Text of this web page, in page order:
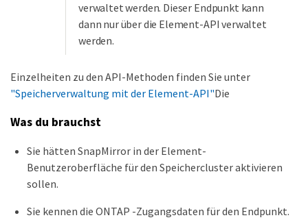
verwaltet werden. Dieser Endpunkt kann
dann nur über die Element-API verwaltet
werden.
Einzelheiten zu den API-Methoden finden Sie unter
"Speicherverwaltung mit der Element-API"Die
Was du brauchst
Sie hätten SnapMirror in der Element-
Benutzeroberfläche für den Speichercluster aktivieren
sollen.
Sie kennen die ONTAP -Zugangsdaten für den Endpunkt.